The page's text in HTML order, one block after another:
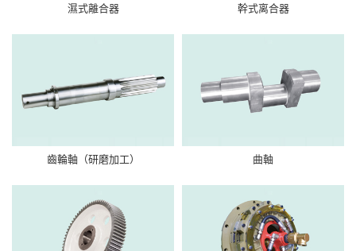
濕式離合器 幹式离合器
齒輪軸（研磨加工） 曲軸